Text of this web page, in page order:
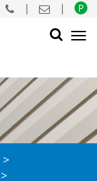
| | P
CHERCHER